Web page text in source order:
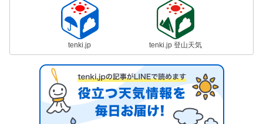
tenki.jp tenki.jp 登山天気